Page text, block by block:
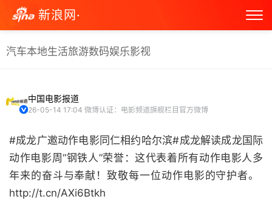
新浪网·
汽车本地生活旅游数码娱乐影视
中国电影报道
26-05-14 17:04 微博认证：电影频道旗舰栏目官方微博
#成龙广邀动作电影同仁相约哈尔滨#成龙解读成龙国际
动作电影周“钢铁人”荣誉：这代表着所有动作电影人多
年来的奋斗与奉献！致敬每一位动作电影的守护者。 ​​​​
http://t.cn/AXi6Btkh ​